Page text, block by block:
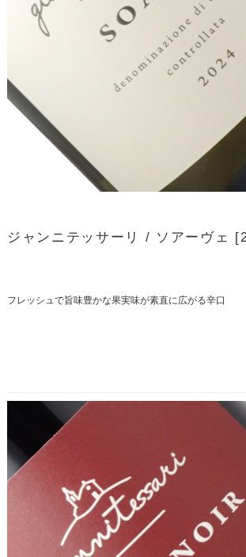
ジャンニテッサーリ / ソアーヴェ
フレッシュで旨味豊かな果実味が素直に広がる辛口